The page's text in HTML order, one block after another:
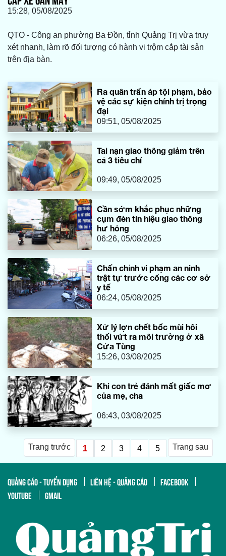
15:28, 05/08/2025
QTO - Công an phường Ba Đồn, tỉnh Quảng Trị vừa truy
xét nhanh, làm rõ đối tượng có hành vi trộm cắp tài sản
trên địa bàn.
Ra quân trấn áp tội phạm, bảo
vệ các sự kiện chính trị trọng
đại
09:51, 05/08/2025
Tai nạn giao thông giảm trên
cả 3 tiêu chí
09:49, 05/08/2025
Cần sớm khắc phục những
cụm đèn tín hiệu giao thông
hư hỏng
06:26, 05/08/2025
Chấn chỉnh vi phạm an ninh
trật tự trước cổng các cơ sở
y tế
06:24, 05/08/2025
Xử lý lợn chết bốc mùi hôi
thối vứt ra môi trường ở xã
Cửa Tùng
15:26, 03/08/2025
Khi con trẻ đánh mất giấc mơ
của mẹ, cha
06:43, 03/08/2025
Trang trước 1 2 3 4 5 Trang sau
QUẢNG CÁO - TUYỂN DỤNG LIÊN HỆ - QUẢNG CÁO
FACEBOOK
YOUTUBE
GMAIL